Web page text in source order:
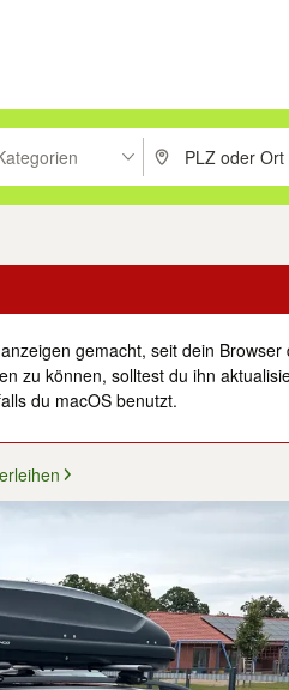
suchen, oder Vorschläge mit
PLZ oder Ort
gemacht, seit dein
zu können, solltest du ihn
du macOS benutzt.